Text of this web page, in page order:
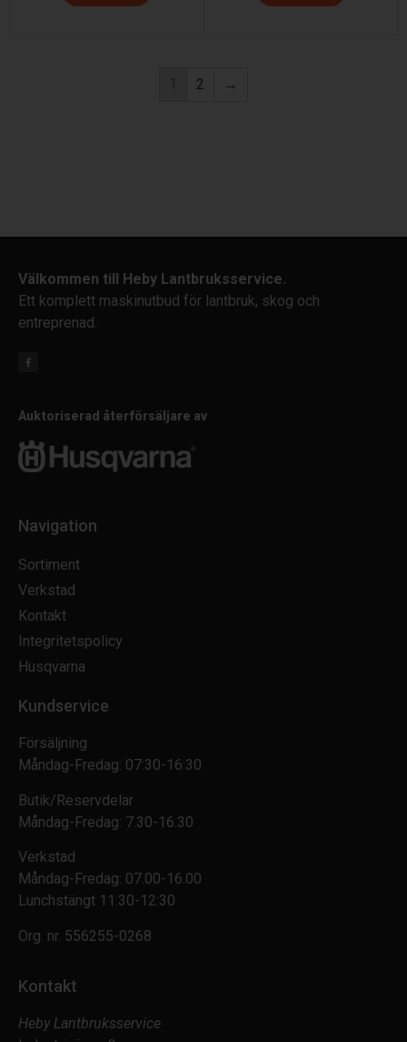
1 2 →
Välkommen till Heby Lantbruksservice.
Ett komplett maskinutbud för lantbruk, skog och
entreprenad.
Auktoriserad återförsäljare av
Navigation
Sortiment
Verkstad
Kontakt
Integritetspolicy
Husqvarna
Kundservice
Försäljning
Måndag-Fredag: 07:30-16:30
Butik/Reservdelar
Måndag-Fredag: 7.30-16.30
Verkstad
Måndag-Fredag: 07.00-16.00
Lunchstängt 11:30-12:30
Org. nr. 556255-0268
Kontakt
Heby Lantbruksservice